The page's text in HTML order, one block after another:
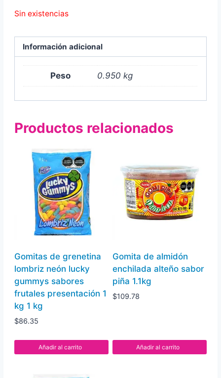
Sin existencias
Información adicional
Peso 0.950 kg
Productos relacionados
Gomitas de grenetina
lombriz neón lucky
gummys sabores
frutales presentación 1
kg 1 kg
$86.35
Añadir al carrito
Gomita de almidón
enchilada alteño sabor
piña 1.1kg
$109.78
Añadir al carrito